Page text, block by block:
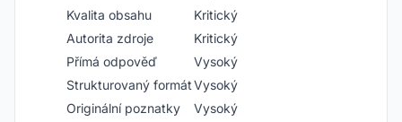
Kvalita obsahu
Kritický
Autorita zdroje
Kritický
Přímá odpověď
Vysoký
Strukturovaný formátVysoký
Originální poznatky
Vysoký